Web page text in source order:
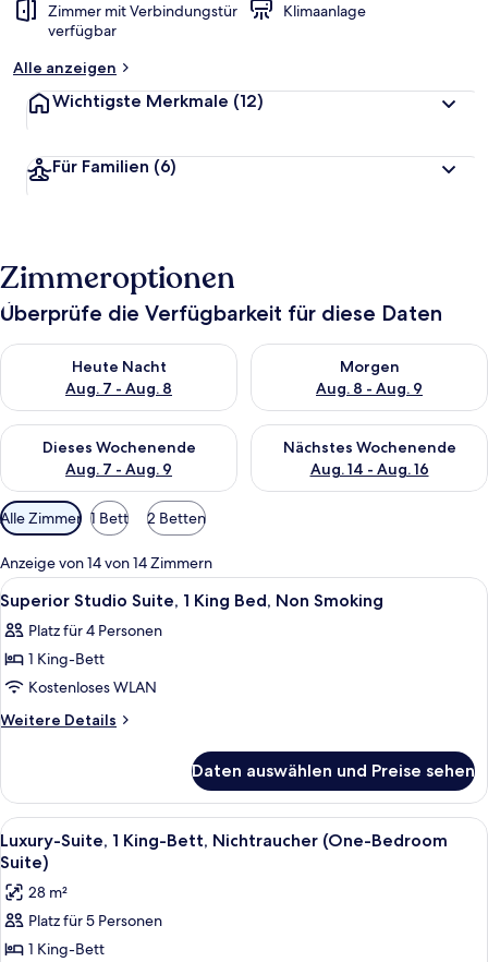
Zimmer mit Verbindungstür
verfügbar
Klimaanlage
Alle anzeigen
Wichtigste Merkmale (12)
Für Familien (6)
Zimmeroptionen
Überprüfe die Verfügbarkeit für diese Daten
Heute Nacht
Aug. 7 - Aug. 8
Überprüfe die Verfügbarkeit für heute Nacht, Aug. 7 - Aug. 8.
Morgen
Aug. 8 - Aug. 9
Überprüfe die Verfügbarkeit
Dieses Wochenende
Aug. 7 - Aug. 9
Überprüfe die Verfügbarkeit für dieses Wochenende, Aug. 7
Nächstes Wochenende
Aug. 14 - Aug. 16
Überprüfe die Verfügbarkeit
Verfügbare
Filter
für
Zimmer
Alle Zimmer 1 Bett 2 Betten
Anzeige von 14 von 14 Zimmern
Alle
Fotos
für
Superior
Studio
Suite,
Bed,
Non
Smoking
anzeigen
Ein Hotelzimmer mit einem Bett,
5
Superior Studio Suite, 1 King Bed, Non Smoking
Platz für 4 Personen
1 King-Bett
Kostenloses WLAN
Weitere Details
Weitere
Studio
Suite,
1
King
Non
Smoking
Daten auswählen und Preise sehen
Alle
Fotos
für
Luxury-
Suite,
1 King-
Ein Zimmer mit einem roten,
12
Luxury-Suite, 1 King-Bett, Nichtraucher (One-Bedroom
Suite)
28 m²
Platz für 5 Personen
1 King-Bett